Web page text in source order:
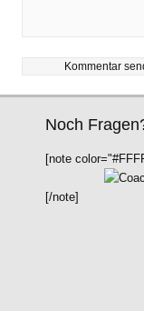
Noch
[note
[/note]